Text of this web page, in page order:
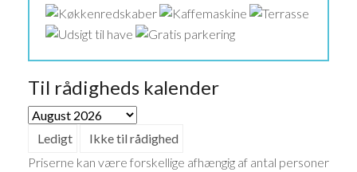
Til rådigheds kalender
Ledigt
Ikke til rådighed
Priserne kan være forskellige afhængig af antal personer